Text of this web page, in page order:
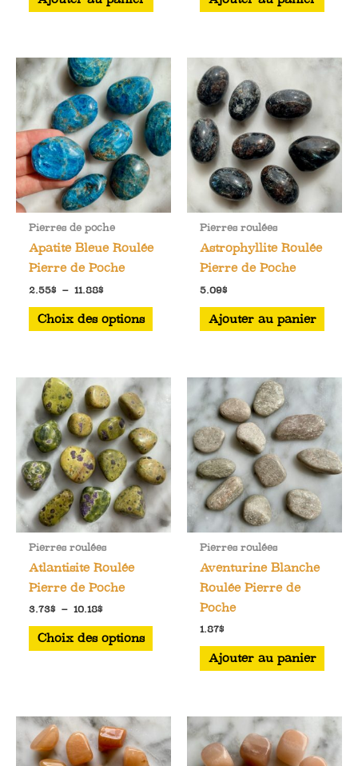
est :
Pierres de poche
Apatite Bleue Roulée
Pierre de Poche
2.55$ – 11.88$Plage
prix :
2.55$
Choix des options
Ce
produit
variations.
options
peuvent
être
choisies
sur
la
Pierres roulées
Astrophyllite Roulée
Pierre de Poche
5.09$
Ajouter au panier
Pierres roulées
Atlantisite Roulée
Pierre de Poche
3.73$ – 10.18$Plage
prix :
3.73$
Choix des options
Ce
produit
options
Pierres roulées
Aventurine Blanche
Roulée Pierre de
Poche
1.87$
Ajouter au panier